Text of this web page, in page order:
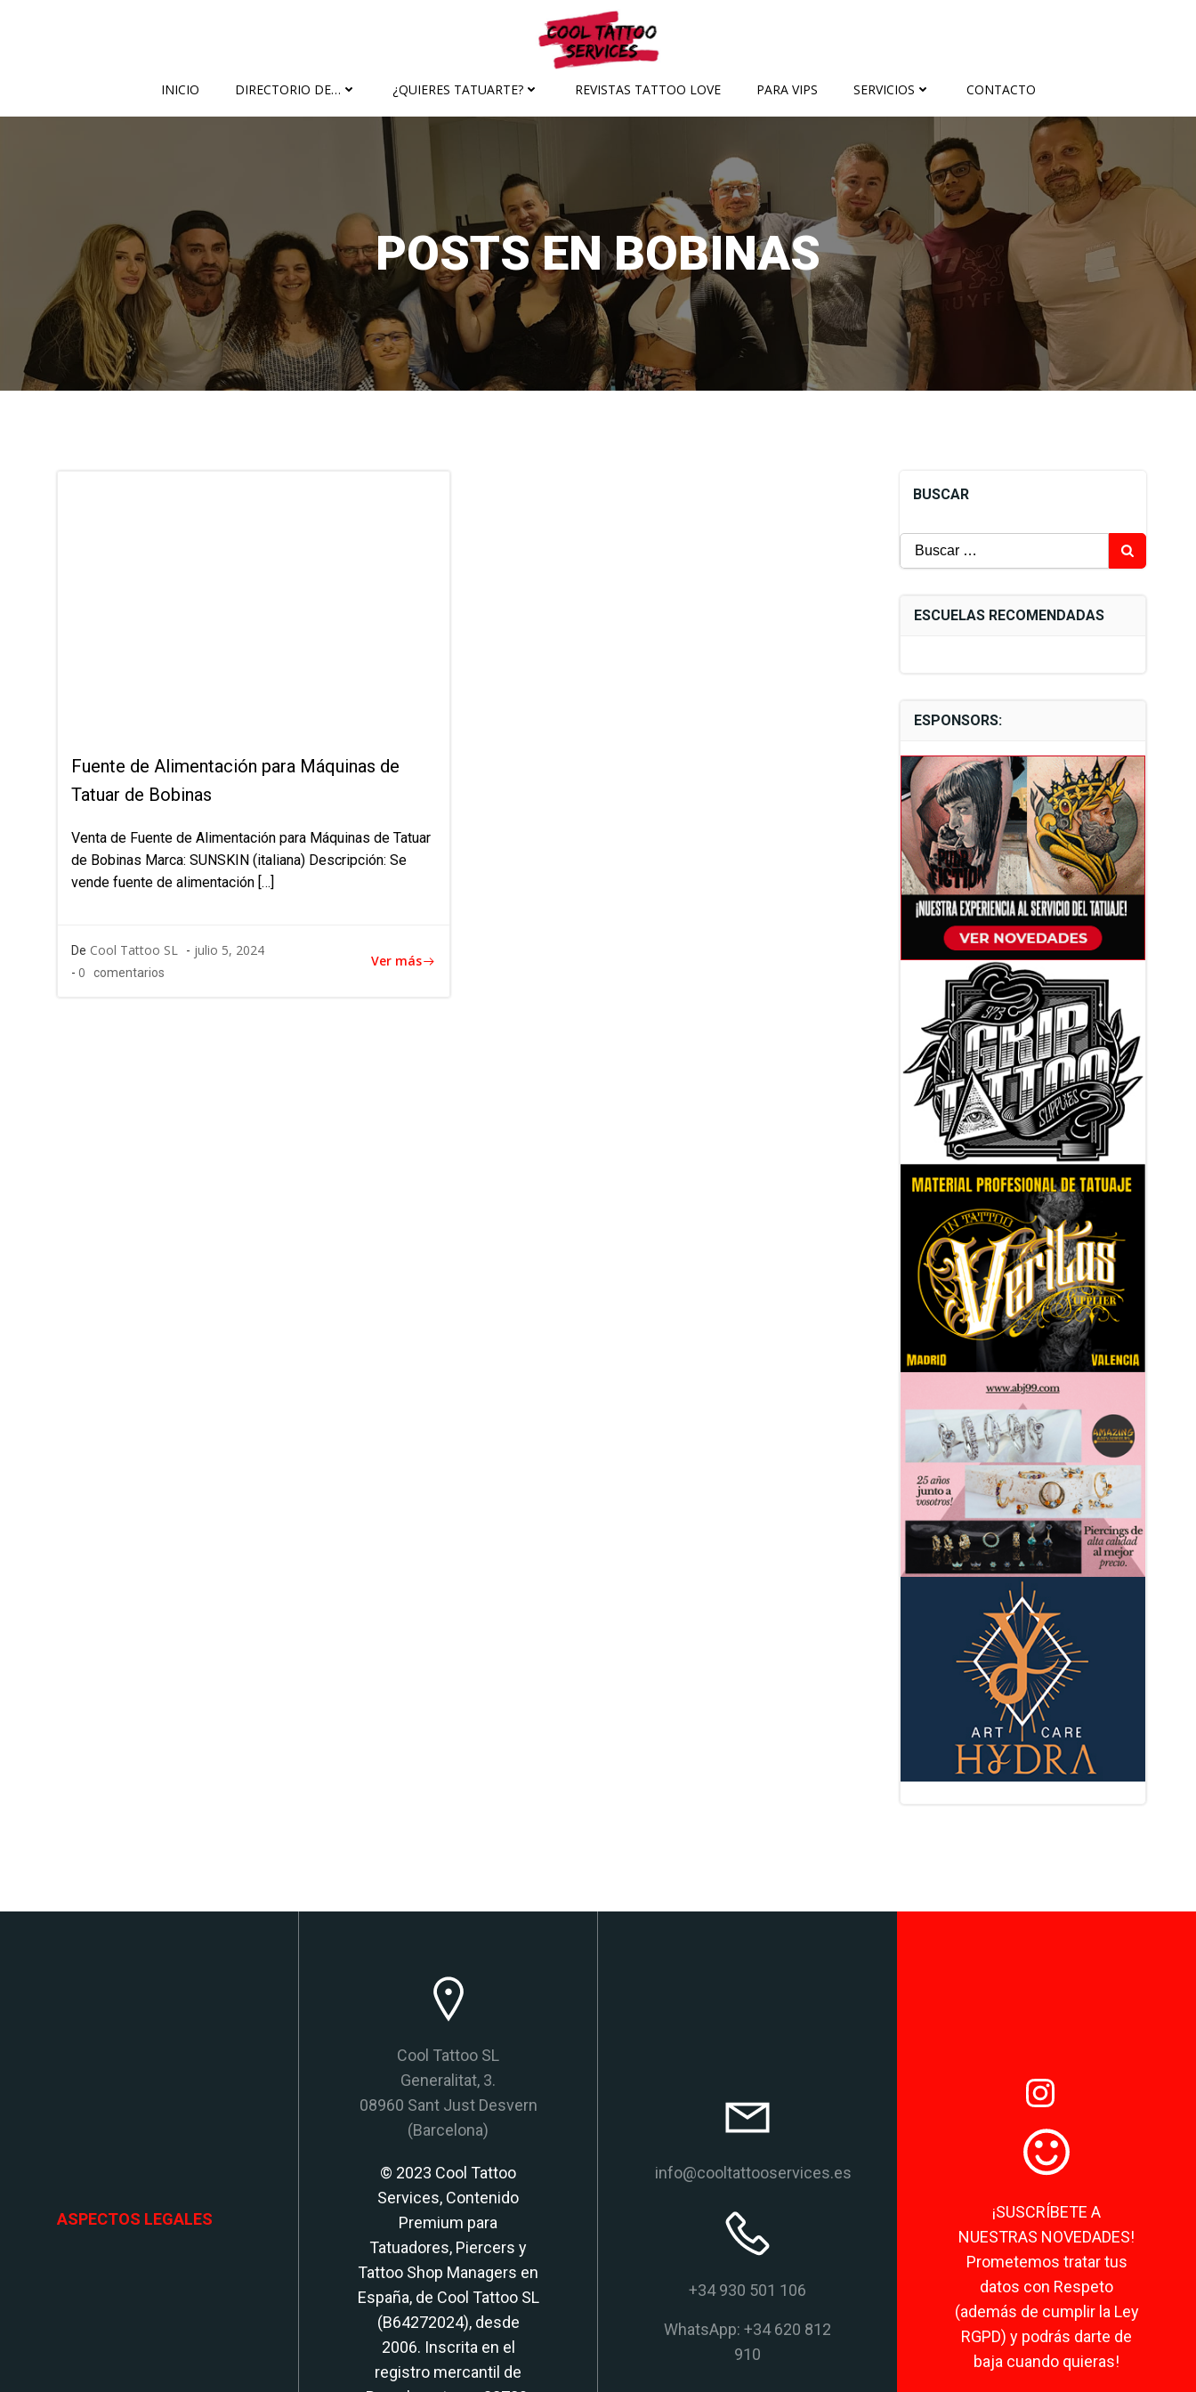
INICIO DIRECTORIO DE… ¿QUIERES TATUARTE? REVISTAS TATTOO LOVE PARA VIPS SERVICIOS CONTACTO
POSTS EN BOBINAS
Fuente de Alimentación para Máquinas de
Tatuar de Bobinas
Venta de Fuente de Alimentación para Máquinas de Tatuar
de Bobinas Marca: SUNSKIN (italiana) Descripción: Se
vende fuente de alimentación […]
De Cool Tattoo SL - julio 5, 2024
- 0 comentarios
Ver más
BUSCAR
Buscar:
ESCUELAS RECOMENDADAS
ESPONSORS:
ASPECTOS LEGALES
Cool Tattoo SL
Generalitat, 3.
08960 Sant Just Desvern
(Barcelona)
© 2023 Cool Tattoo
Services, Contenido
Premium para
Tatuadores, Piercers y
Tattoo Shop Managers en
España, de Cool Tattoo SL
(B64272024), desde
2006. Inscrita en el
registro mercantil de
info@cooltattooservices.es
+34 930 501 106
WhatsApp: +34 620 812
910
¡SUSCRÍBETE A
NUESTRAS NOVEDADES!
Prometemos tratar tus
datos con Respeto
(además de cumplir la Ley
RGPD) y podrás darte de
baja cuando quieras!